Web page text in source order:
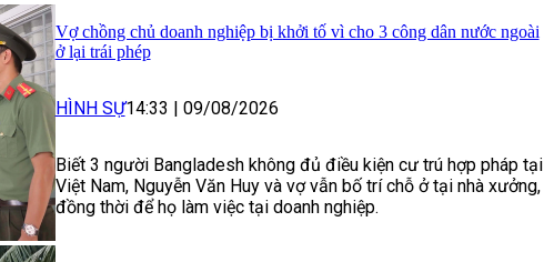
Vợ chồng chủ doanh nghiệp bị khởi tố vì cho 3 công dân nước ngoài
ở lại trái phép
HÌNH SỰ14:33 | 09/08/2026
Biết 3 người Bangladesh không đủ điều kiện cư trú hợp pháp tại
Việt Nam, Nguyễn Văn Huy và vợ vẫn bố trí chỗ ở tại nhà xưởng,
đồng thời để họ làm việc tại doanh nghiệp.